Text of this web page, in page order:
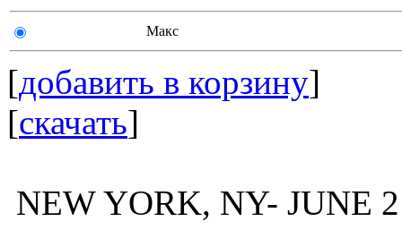
Макс
[добавить в корзину]
[скачать]
NEW YORK, NY- JUNE